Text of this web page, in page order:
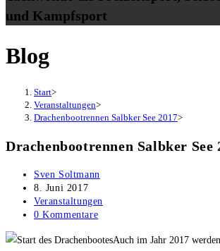
und Kampfsport
Blog
Start>
Veranstaltungen>
Drachenbootrennen Salbker See 2017>
Drachenbootrennen Salbker See
Beitrags-
Autor:
Sven Soltmann
Beitrag
veröffentlicht:
8. Juni 2017
Beitrags-
Kategorie:
Veranstaltungen
Beitrags-
0 Kommentare
Auch im Jahr 2017